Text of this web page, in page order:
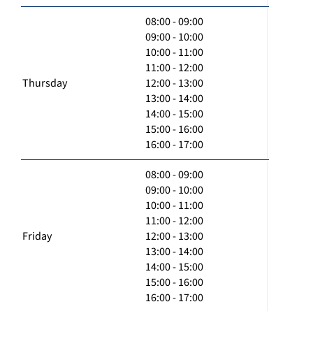
Thursday
08:00 - 09:00
09:00 - 10:00
10:00 - 11:00
11:00 - 12:00
12:00 - 13:00
13:00 - 14:00
14:00 - 15:00
15:00 - 16:00
16:00 - 17:00
Friday
08:00 - 09:00
09:00 - 10:00
10:00 - 11:00
11:00 - 12:00
12:00 - 13:00
13:00 - 14:00
14:00 - 15:00
15:00 - 16:00
16:00 - 17:00